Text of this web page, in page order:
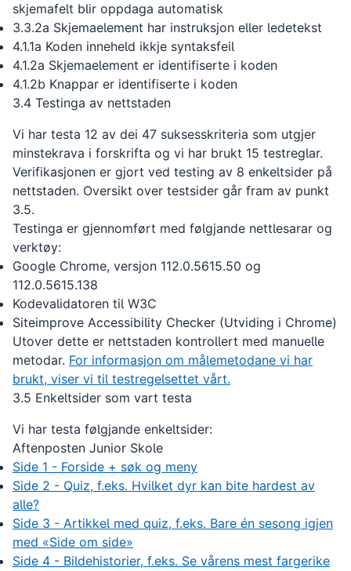
skjemafelt blir oppdaga automatisk
3.3.2a Skjemaelement har instruksjon eller ledetekst
4.1.1a Koden inneheld ikkje syntaksfeil
4.1.2a Skjemaelement er identifiserte i koden
4.1.2b Knappar er identifiserte i koden
3.4 Testinga av nettstaden
Vi har testa 12 av dei 47 suksesskriteria som utgjer
minstekrava i forskrifta og vi har brukt 15 testreglar.
Verifikasjonen er gjort ved testing av 8 enkeltsider på
nettstaden. Oversikt over testsider går fram av punkt
3.5.
Testinga er gjennomført med følgjande nettlesarar og
verktøy:
Google Chrome, versjon 112.0.5615.50 og
112.0.5615.138
Kodevalidatoren til W3C
Siteimprove Accessibility Checker (Utviding i Chrome)
Utover dette er nettstaden kontrollert med manuelle
metodar. For informasjon om målemetodane vi har
brukt, viser vi til testregelsettet vårt.
3.5 Enkeltsider som vart testa
Vi har testa følgjande enkeltsider:
Aftenposten Junior Skole
Side 1 - Forside + søk og meny
Side 2 - Quiz, f.eks. Hvilket dyr kan bite hardest av
alle?
Side 3 - Artikkel med quiz, f.eks. Bare én sesong igjen
med «Side om side»
Side 4 - Bildehistorier, f.eks. Se vårens mest fargerike